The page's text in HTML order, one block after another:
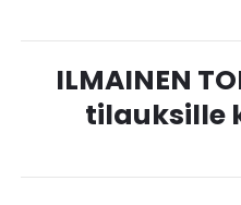
ILMAINEN
tilauksille